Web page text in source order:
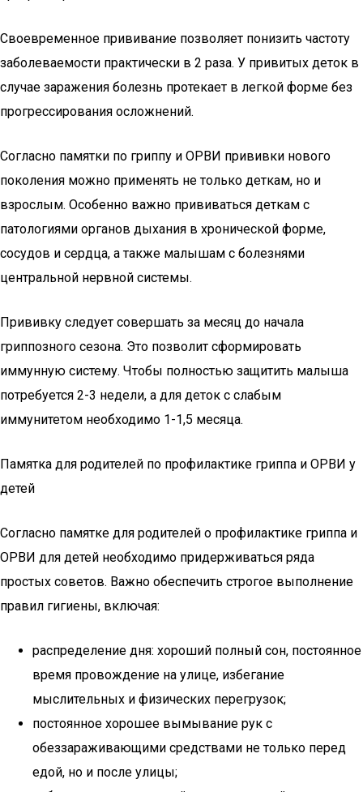
Своевременное прививание позволяет понизить частоту
заболеваемости практически в 2 раза. У привитых деток в
случае заражения болезнь протекает в легкой форме без
прогрессирования осложнений.
Согласно памятки по гриппу и ОРВИ прививки нового
поколения можно применять не только деткам, но и
взрослым. Особенно важно прививаться деткам с
патологиями органов дыхания в хронической форме,
сосудов и сердца, а также малышам с болезнями
центральной нервной системы.
Прививку следует совершать за месяц до начала
гриппозного сезона. Это позволит сформировать
иммунную систему. Чтобы полностью защитить малыша
потребуется 2-3 недели, а для деток с слабым
иммунитетом необходимо 1-1,5 месяца.
Памятка для родителей по профилактике гриппа и ОРВИ у
детей
Согласно памятке для родителей о профилактике гриппа и
ОРВИ для детей необходимо придерживаться ряда
простых советов. Важно обеспечить строгое выполнение
правил гигиены, включая:
распределение дня: хороший полный сон, постоянное
время провождение на улице, избегание
мыслительных и физических перегрузок;
постоянное хорошее вымывание рук с
обеззараживающими средствами не только перед
едой, но и после улицы;